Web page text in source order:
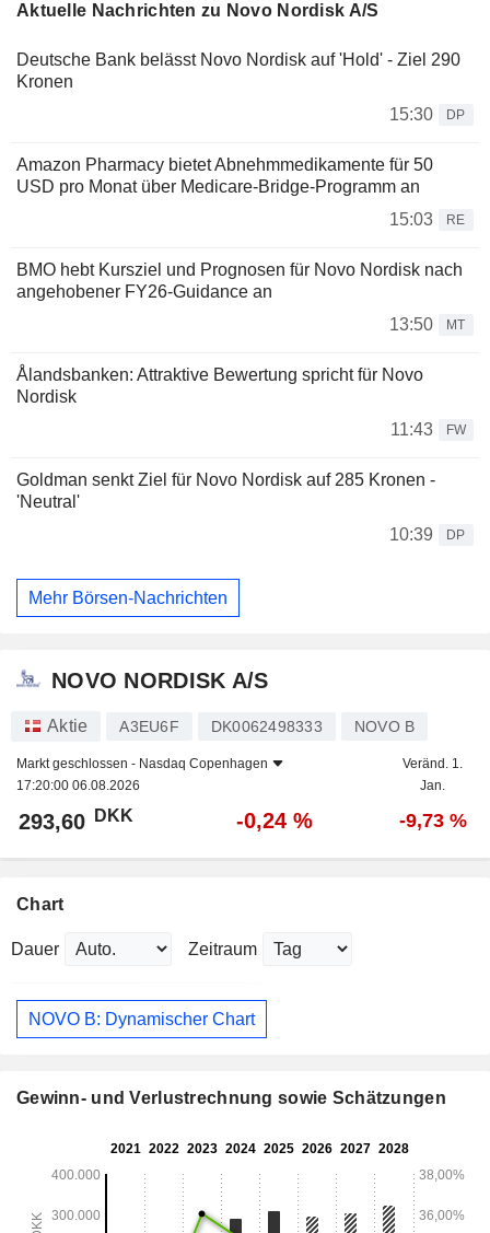
Aktuelle Nachrichten zu Novo Nordisk A/S
Deutsche Bank belässt Novo Nordisk auf 'Hold' - Ziel 290
Kronen
15:30
DP
Amazon Pharmacy bietet Abnehmmedikamente für 50
USD pro Monat über Medicare-Bridge-Programm an
15:03
RE
BMO hebt Kursziel und Prognosen für Novo Nordisk nach
angehobener FY26-Guidance an
13:50
MT
Ålandsbanken: Attraktive Bewertung spricht für Novo
Nordisk
11:43
FW
Goldman senkt Ziel für Novo Nordisk auf 285 Kronen -
'Neutral'
10:39
DP
Mehr Börsen-Nachrichten
NOVO NORDISK A/S
Aktie A3EU6F DK0062498333 NOVO B
Markt geschlossen - Nasdaq Copenhagen
17:20:00 06.08.2026
Veränd. 1.
Jan.
293,60 DKK -0,24 % -9,73 %
Chart
Dauer Zeitraum
NOVO B: Dynamischer Chart
Gewinn- und Verlustrechnung sowie Schätzungen